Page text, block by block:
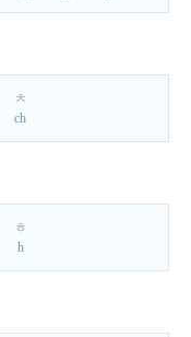
ㅊ
ch
ㅎ
h